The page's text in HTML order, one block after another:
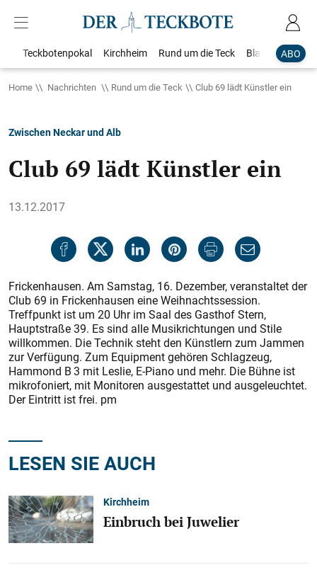
ABO
Teckbotenpokal Kirchheim Rund um die Teck Blaulicht
Home Nachrichten Rund um die Teck Club 69 lädt Künstler ein
Zwischen Neckar und Alb
Club 69 lädt Künstler ein
13.12.2017
Frickenhausen. Am Samstag, 16. Dezember, veranstaltet der
Club 69 in Frickenhausen eine Weihnachtssession.
Treffpunkt ist um 20 Uhr im Saal des Gasthof Stern,
Hauptstraße 39. Es sind alle Musikrichtungen und Stile
willkommen. Die Technik steht den Künstlern zum Jammen
zur Verfügung. Zum Equipment gehören Schlagzeug,
Hammond B 3 mit Leslie, E-Piano und mehr. Die Bühne ist
mikrofoniert, mit Monitoren ausgestattet und ausgeleuchtet.
Der Eintritt ist frei. pm
LESEN SIE AUCH
Kirchheim
Einbruch bei Juwelier